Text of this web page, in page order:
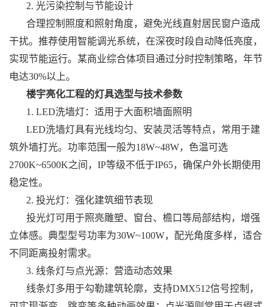
2. 光污染控制与节能设计
合理控制照度和照射角度，避免光线直射居民窗户造成
干扰。推荐使用智能调光系统，在深夜时段自动降低亮度，
实现节能运行。某商业综合体项目通过分时控制策略，年节
电达30%以上。
楼宇亮化工程的灯具选型与技术参数
1. LED洗墙灯：适用于大面积墙面照明
LED洗墙灯具有光线均匀、安装灵活等特点，常用于建
筑外墙打光。功率范围一般为18W~48W，色温可选
2700K~6500K之间，IP等级不低于IP65，确保户外长期使用
稳定性。
2. 投光灯：强化建筑细节表现
投光灯可用于照亮雕塑、窗台、檐口等局部结构，增强
立体感。典型型号功率为30W~100W，配光角度多样，适合
不同距离投射需求。
3. 线条灯与点光源：营造动态效果
线条灯多用于勾勒建筑轮廓，支持DMX512信号控制，